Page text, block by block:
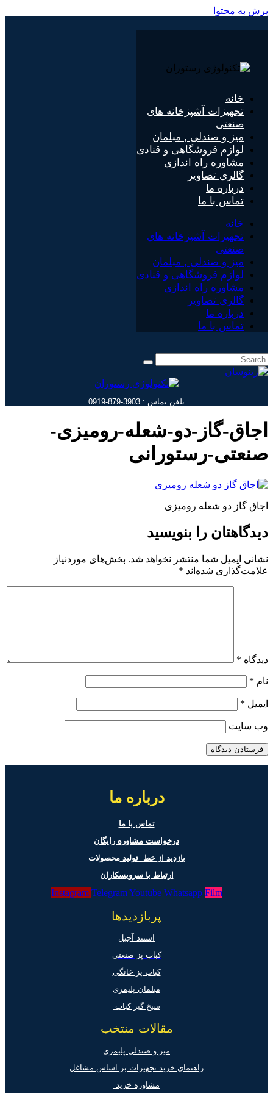
پرش به محتوا
خانه
تجهیزات آشپزخانه های
صنعتی
میز و صندلی , مبلمان
لوازم فروشگاهی و قنادی
مشاوره راه اندازی
گالری تصاویر
درباره ما
تماس با ما
خانه
تجهیزات آشپزخانه های
صنعتی
میز و صندلی , مبلمان
لوازم فروشگاهی و قنادی
مشاوره راه اندازی
گالری تصاویر
درباره ما
تماس با ما
تلفن تماس : 3903-879-0919
اجاق-گاز-دو-شعله-رومیزی-
صنعتی-رستورانی
اجاق گاز دو شعله رومیزی
دیدگاهتان را بنویسید
نشانی ایمیل شما منتشر نخواهد شد. بخش‌های موردنیاز
علامت‌گذاری شده‌اند *
دیدگاه *
نام *
ایمیل *
وب‌ سایت
درباره ما
تماس با ما
درخواست مشاوره رایگان
بازدید از خط تولیدمحصولات
ارتباط با سرویسکاران
Instagram Telegram Youtube Whatsapp Film
پربازدیدها
استند آجیل
کباب پز صنعتی
کباب پز خانگی
مبلمان پلیمری
سیخ گیر کباب
مقالات منتخب
میز و صندلی پلیمری
راهنمای خرید تجهیزات بر اساس مشاغل
مشاوره خرید